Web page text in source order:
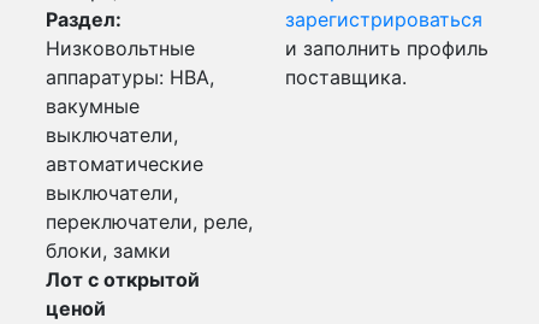
Раздел:
Низковольтные
аппаратуры: НВА,
вакумные
выключатели,
автоматические
выключатели,
переключатели, реле,
блоки, замки
Лот с открытой
ценой
зарегистрироваться
и заполнить профиль
поставщика.